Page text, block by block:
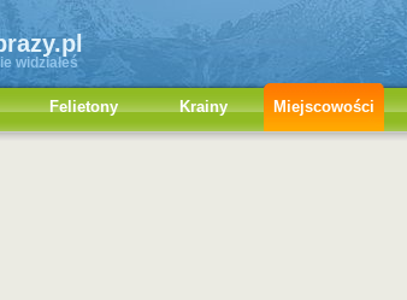
widziałeś
Felietony Krainy Miejscowości